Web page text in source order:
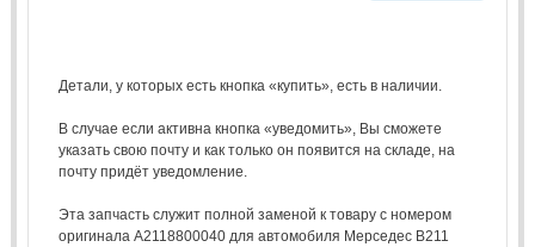
Детали, у которых есть кнопка «купить», есть в наличии.
В случае если активна кнопка «уведомить», Вы сможете
указать свою почту и как только он появится на складе, на
почту придёт уведомление.
Эта запчасть служит полной заменой к товару с номером
оригинала A2118800040 для автомобиля Мерседес В211